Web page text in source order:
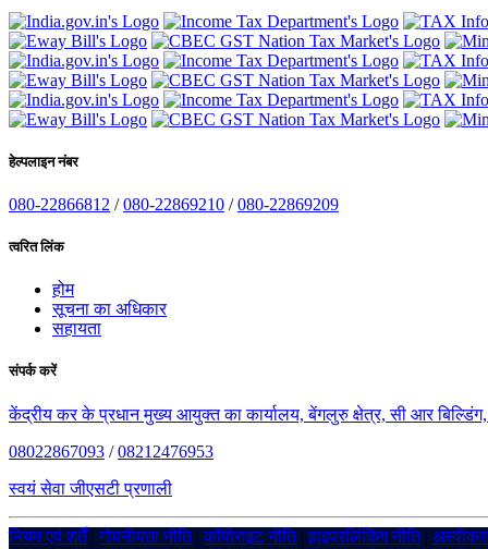
हेल्पलाइन नंबर
080-22866812 /080-22869210 /080-22869209
त्वरित लिंक
होम
सूचना का अधिकार
सहायता
संपर्क करें
केंद्रीय कर के प्रधान मुख्य आयुक्त का कार्यालय, बेंगलुरु क्षेत्र, सी आर
08022867093 /08212476953
स्वयं सेवा जीएसटी प्रणाली
नियम एवं शर्तें|गोपनीयता नीति|कॉपीराइट नीति|हाइपरलिंकिंग नीति|